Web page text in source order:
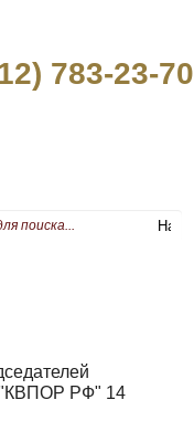
783-23-70
"КВПОР РФ" 14